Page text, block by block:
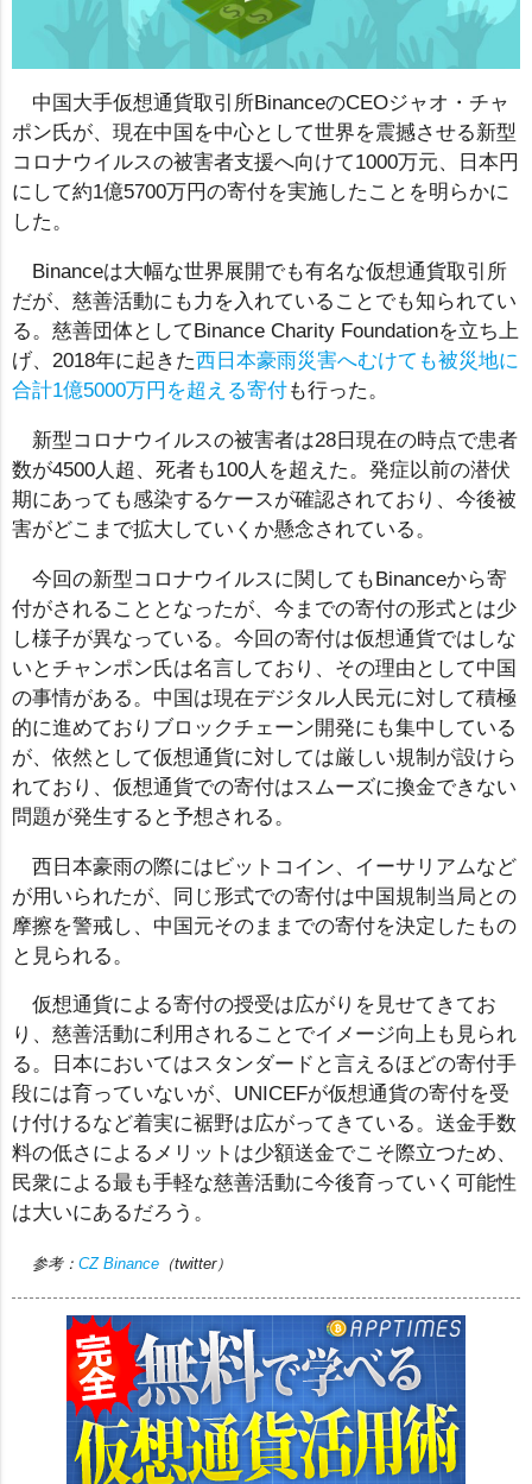
中国大手仮想通貨取引所BinanceのCEOジャオ・チャ
ポン氏が、現在中国を中心として世界を震撼させる新型
コロナウイルスの被害者支援へ向けて1000万元、日本円
にして約1億5700万円の寄付を実施したことを明らかに
した。
Binanceは大幅な世界展開でも有名な仮想通貨取引所
だが、慈善活動にも力を入れていることでも知られてい
る。慈善団体としてBinance Charity Foundationを立ち上
げ、2018年に起きた西日本豪雨災害へむけても被災地に
合計1億5000万円を超える寄付も行った。
新型コロナウイルスの被害者は28日現在の時点で患者
数が4500人超、死者も100人を超えた。発症以前の潜伏
期にあっても感染するケースが確認されており、今後被
害がどこまで拡大していくか懸念されている。
今回の新型コロナウイルスに関してもBinanceから寄
付がされることとなったが、今までの寄付の形式とは少
し様子が異なっている。今回の寄付は仮想通貨ではしな
いとチャンポン氏は名言しており、その理由として中国
の事情がある。中国は現在デジタル人民元に対して積極
的に進めておりブロックチェーン開発にも集中している
が、依然として仮想通貨に対しては厳しい規制が設けら
れており、仮想通貨での寄付はスムーズに換金できない
問題が発生すると予想される。
西日本豪雨の際にはビットコイン、イーサリアムなど
が用いられたが、同じ形式での寄付は中国規制当局との
摩擦を警戒し、中国元そのままでの寄付を決定したもの
と見られる。
仮想通貨による寄付の授受は広がりを見せてきてお
り、慈善活動に利用されることでイメージ向上も見られ
る。日本においてはスタンダードと言えるほどの寄付手
段には育っていないが、UNICEFが仮想通貨の寄付を受
け付けるなど着実に裾野は広がってきている。送金手数
料の低さによるメリットは少額送金でこそ際立つため、
民衆による最も手軽な慈善活動に今後育っていく可能性
は大いにあるだろう。
参考： CZ Binance（twitter）